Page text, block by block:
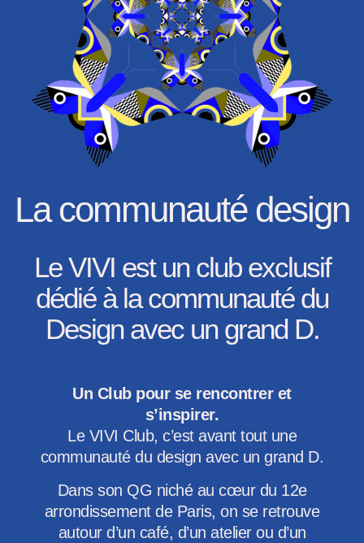
La communauté design
Le VIVI est un club exclusif
dédié à la communauté du
Design avec un grand D.
Un Club pour se rencontrer et
s’inspirer.
Le VIVI Club, c’est avant tout une
communauté du design avec un grand D.
Dans son QG niché au cœur du 12e
arrondissement de Paris, on se retrouve
autour d’un café, d’un atelier ou d’un